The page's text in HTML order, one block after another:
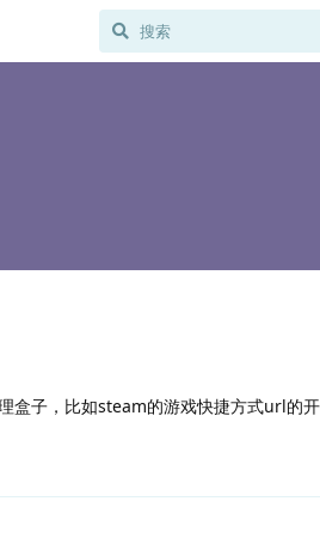
盒子，比如steam的游戏快捷方式url